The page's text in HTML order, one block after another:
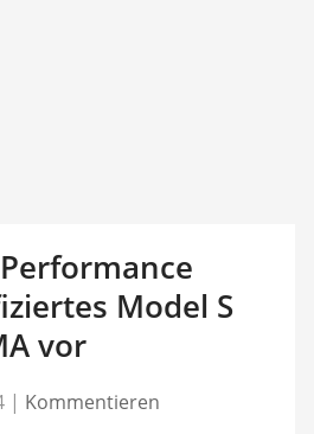
Model S
vor
| Kommentieren